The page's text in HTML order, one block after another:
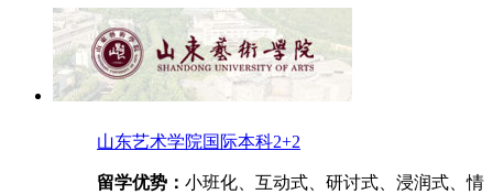
山东艺术学院国际本科2+2
留学优势： 小班化、互动式、研讨式、浸润式、情